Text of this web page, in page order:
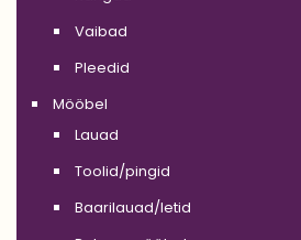
Vaibad
Pleedid
Mööbel
Lauad
Toolid/pingid
Baarilauad/letid